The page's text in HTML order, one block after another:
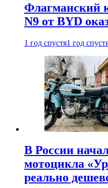
Флагманский
N9 от BYD
1 год спустя1 год
В России
мотоцикла
реально